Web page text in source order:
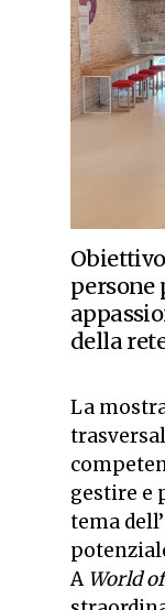
persone
della
La
gestire e
tema
A World